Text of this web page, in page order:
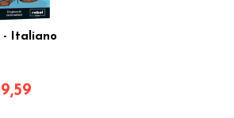
- Italiano
9,59